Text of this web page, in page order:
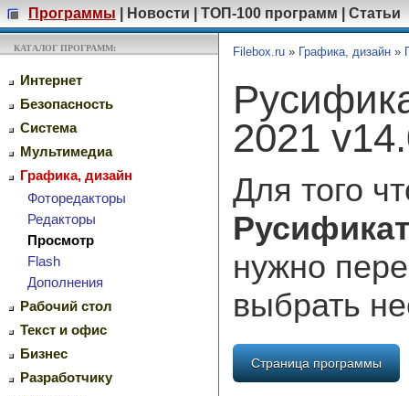
Программы Новости ТОП-100 программ Статьи
КАТАЛОГ ПРОГРАММ:
Интернет
Безопасность
Система
Мультимедиа
Графика, дизайн
Фоторедакторы
Редакторы
Просмотр
Flash
Дополнения
Рабочий стол
Текст и офис
Бизнес
Разработчику
Filebox.ru » Графика, дизайн »
2021
Для того
нужно
выбрать
Страница программы